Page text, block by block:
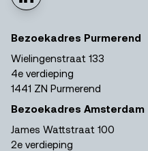
Bezoekadres Purmerend
Wielingenstraat 133
4e verdieping
1441 ZN Purmerend
Bezoekadres Amsterdam
James Wattstraat 100
2e verdieping